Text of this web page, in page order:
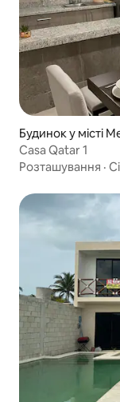
Будинок у місті
Casa Qatar 1
Розташування ·